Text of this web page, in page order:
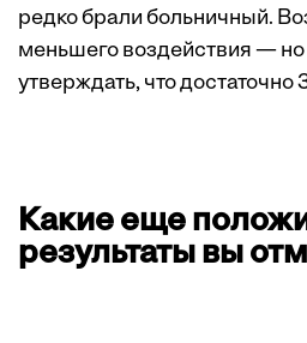
редко брали больничный.
меньшего воздействия —
утверждать, что достаточно
Какие еще
результаты вы